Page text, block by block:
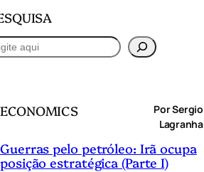
ECONOMICS
Por Sergio
Lagranha
Guerras pelo petróleo: Irã ocupa
posição estratégica (Parte I)